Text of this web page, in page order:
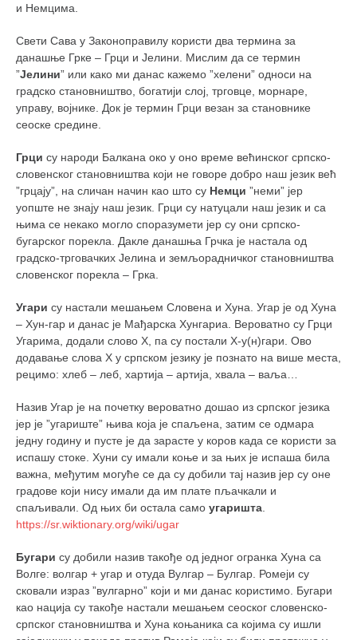
Окинава карате
најновије на блогу
моје белешке
историја каратеа
бубиши
кихон
наиханчи
кушанку
пасаи
темашивари
кобудо
нунчаку
бо
саи
тимбеи рочин
тсунами дојо
програм
снимци наступа
чланарина
контакт
бесплатна е-књига
и Немцима.
Свети Сава у Законоправилу користи два термина за
данашње Грке – Грци и Јелини. Мислим да се термин
”Јелини” или како ми данас кажемо ”хелени” односи на
градско становништво, богатији слој, трговце, морнаре,
управу, војнике. Док је термин Грци везан за становнике
сеоске средине.
Грци су народи Балкана око у оно време већинског српско-
словенског становништва који не говоре добро наш језик већ
”грцају”, на сличан начин као што су Немци ”неми” јер
уопште не знају наш језик. Грци су натуцали наш језик и са
њима се некако могло споразумети јер су они српско-
бугарског порекла. Дакле данашња Грчка је настала од
градско-трговачких Јелина и земљорадничког становништва
словенског порекла – Грка.
Угари су настали мешањем Словена и Хуна. Угар је од Хуна
– Хун-гар и данас је Мађарска Хунгариа. Вероватно су Грци
Угарима, додали слово Х, па су постали Х-у(н)гари. Ово
додавање слова Х у српском језику је познато на више места,
рецимо: хлеб – леб, хартија – артија, хвала – ваља…
Назив Угар је на почетку вероватно дошао из српског језика
јер је ”угариште” њива која је спаљена, затим се одмара
једну годину и пусте је да зарасте у коров када се користи за
испашу стоке. Хуни су имали коње и за њих је испаша била
важна, међутим могуће се да су добили тај назив јер су оне
градове који нису имали да им плате пљачкали и
спаљивали. Од њих би остала само угаришта.
https://sr.wiktionary.org/wiki/ugar
Бугари су добили назив такође од једног огранка Хуна са
Волге: волгар + угар и отуда Вулгар – Булгар. Ромеји су
сковали израз ”вулгарно” који и ми данас користимо. Бугари
као нација су такође настали мешањем сеоског словенско-
српског становништва и Хуна коњаника са којима су ишли